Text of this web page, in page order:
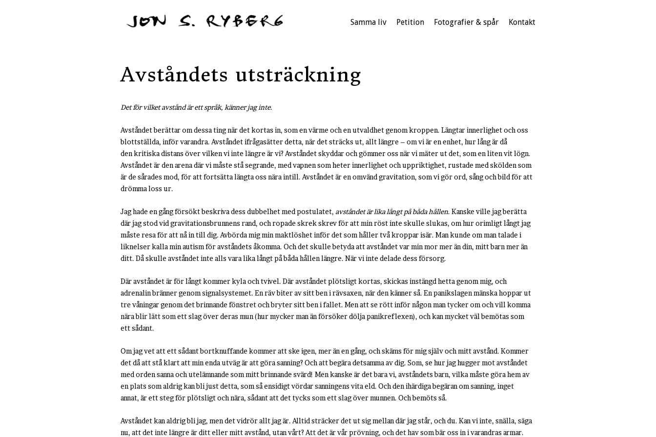
Samma liv Petition Fotografier & spår Kontakt
Avståndets utsträckning
Det för vilket avstånd är ett språk, känner jag inte.
Avståndet berättar om dessa ting när det kortas in, som en värme och en utvaldhet genom kroppen. Längtar innerlighet och oss
blottställda, inför varandra. Avståndet ifrågasätter detta, när det sträcks ut, allt längre – om vi är en enhet, hur lång är då
den kritiska distans över vilken vi inte längre är vi? Avståndet skyddar och gömmer oss när vi mäter ut det, som en liten vit lögn.
Avståndet är den arena där vi måste stå segrande, med vapnen som heter innerlighet och uppriktighet, rustade med skölden som
är de sårades mod, för att fortsätta längta oss nära intill. Avståndet är en omvänd gravitation, som vi gör ord, sång och bild för att
drömma loss ur.
Jag hade en gång försökt beskriva dess dubbelhet med postulatet, avståndet är lika långt på båda hållen. Kanske ville jag berätta
där jag stod vid gravitationsbrunnens rand, och ropade skrek skrev för att min röst inte skulle slukas, om hur orimligt långt jag
måste resa för att nå in till dig. Avbörda mig min maktlöshet inför det som håller två kroppar isär. Man kunde om man talade i
liknelser kalla min autism för avståndets åkomma. Och det skulle betyda att avståndet var min mor mer än din, mitt barn mer än
ditt. Då skulle avståndet inte alls vara lika långt på båda hållen längre. När vi inte delade dess försorg.
Där avståndet är för långt kommer kyla och tvivel. Där avståndet plötsligt kortas, skickas instängd hetta genom mig, och
adrenalin bränner genom signalsystemet. En räv biter av sitt ben i rävsaxen, när den känner så. En panikslagen mänska hoppar ut
tre våningar genom det brinnande fönstret och bryter sitt ben i fallet. Men att se rött inför någon man tycker om och vill komma
nära blir lätt som ett slag över deras mun (hur mycker man än försöker dölja panikreflexen), och kan mycket väl bemötas som
ett sådant.
Om jag vet att ett sådant bortknuffande kommer att ske igen, mer än en gång, och skäms för mig själv och mitt avstånd. Kommer
det då att stå klart att min enda utväg är att göra sanning? Och att begära detsamma av dig. Som, se hur jag hugger mot avståndet
med orden sanna och utelämnande som mitt brinnande svärd! Men kanske är det bara vi, avståndets barn, vilka måste göra hem av
en plats som aldrig kan bli just detta, som så ensidigt vördar sanningens vita eld. Och den ihärdiga begäran om sanning, inget
annat, är ett steg för plötsligt och nära, sådant att det tycks som ett slag över munnen. Och bemöts så.
Avståndet kan aldrig bli jag, men det vidrör allt jag är. Alltid sträcker det ut sig mellan där jag står, och du. Kan vi inte, snälla, säga
nu, att det inte längre är ditt eller mitt avstånd, utan vårt? Att det är vår prövning, och det hav som bär oss in i varandras armar.